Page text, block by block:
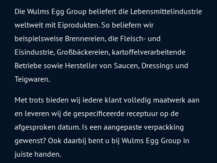
Die Wulms Egg Group beliefert die Lebensmittelindustrie
weltweit mit Eiprodukten. So beliefern wir
beispielsweise Brennereien, die Fleisch- und
Eisindustrie, Großbäckereien, kartoffelverarbeitende
Betriebe sowie Hersteller von Saucen, Dressings und
Teigwaren.
Met trots bieden wij iedere klant volledig maatwerk aan
en leveren wij de gespecificeerde receptuur op de
afgesproken datum. Is een aangepaste verpackking
gewenst? Ook daarbij bent u bij Wulms Egg Group in
juiste handen.